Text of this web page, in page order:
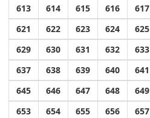
613
614 615 616 617
621
622 623 624 625
629
630 631 632 633
637
638 639 640 641
645
646 647 648 649
653
654 655 656 657